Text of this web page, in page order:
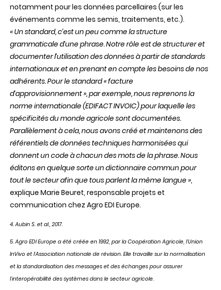
notamment pour les données parcellaires (sur les
événements comme les semis, traitements, etc.).
« Un standard, c’est un peu comme la structure
grammaticale d’une phrase. Notre rôle est de structurer et
documenter l’utilisation des données à partir de standards
internationaux et en prenant en compte les besoins de nos
adhérents. Pour le standard « facture
d’approvisionnement », par exemple, nous reprenons la
norme internationale (EDIFACT INVOIC) pour laquelle les
spécificités du monde agricole sont documentées.
Parallèlement à cela, nous avons créé et maintenons des
référentiels de données techniques harmonisées qui
donnent un code à chacun des mots de la phrase. Nous
éditons en quelque sorte un dictionnaire commun pour
tout le secteur afin que tous parlent la même langue »,
explique Marie Beuret, responsable projets et
communication chez Agro EDI Europe.
4.Aubin S. et al., 2017.
5.Agro EDIEurope a été créée en 1992, par la Coopération Agricole l’Union
InVivo et l’Association nationale de révision. Elle travaille surla normalisation
et la standardisation des messages et des échanges pour assurer
l’interopérabilité des systèmes dans le secteuragricole.